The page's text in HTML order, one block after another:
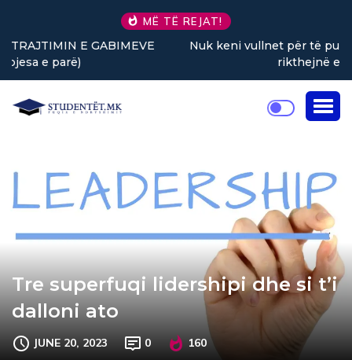
MË TË REJAT!
Nuk keni vullnet për të punuar? Tre truke të vogla
Tre superfuqi lidershipi dhe si t’i
dalloni ato
JUNE 20, 2023 0 160